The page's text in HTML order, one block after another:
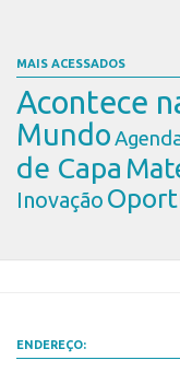
MAIS ACESSADOS
Acontece
Mundo
de Capa
Inovação
ENDEREÇO: